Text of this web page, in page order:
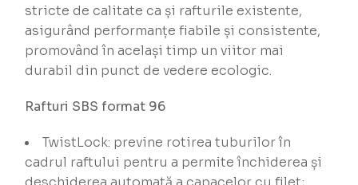
stricte de calitate ca și rafturile existente,
asigurând performanțe fiabile și consistente,
promovând în același timp un viitor mai
durabil din punct de vedere ecologic.
Rafturi SBS format 96
TwistLock: previne rotirea tuburilor în
cadrul raftului pentru a permite închiderea și